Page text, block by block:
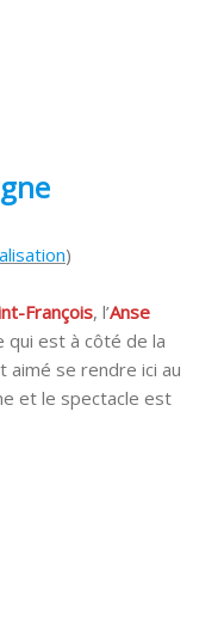
)
François, l’Anse
qui est à côté de la
aimé se rendre ici au
et le spectacle est